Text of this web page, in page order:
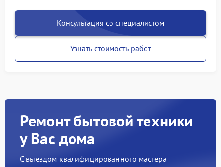
Консультация со специалистом
Узнать стоимость работ
Ремонт бытовой техники
у Вас дома
С выездом квалифицированного мастера